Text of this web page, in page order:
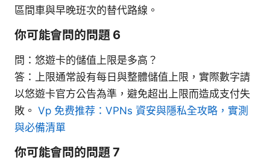
區間車與早晚班次的替代路線。
你可能會問的問題 6
問：悠遊卡的儲值上限是多高？
答：上限通常設有每日與整體儲值上限，實際數字請
以悠遊卡官方公告為準，避免超出上限而造成支付失
敗。 Vp 免费推荐：VPNs 資安與隱私全攻略，實測
與必備清單
你可能會問的問題 7